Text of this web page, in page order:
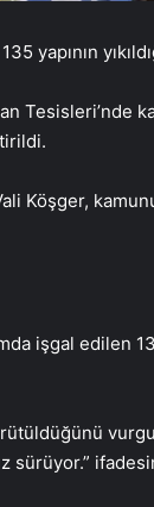
yapının
Tesisleri’nde
Köşger,
işgal edilen 135
sürüyor.”